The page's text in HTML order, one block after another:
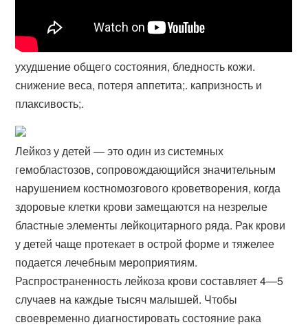
ухудшение общего состояния, бледность кожи.
снижение веса, потеря аппетита;. капризность и
плаксивость;.
Лейкоз у детей — это один из системных
гемобластозов, сопровождающийся значительным
нарушением костномозгового кроветворения, когда
здоровые клетки крови замещаются на незрелые
бластные элементы лейкоцитарного ряда. Рак крови
у детей чаще протекает в острой форме и тяжелее
подается лечебным мероприятиям.
Распространенность лейкоза крови составляет 4—5
случаев на каждые тысяч малышей. Чтобы
своевременно диагностировать состояние рака